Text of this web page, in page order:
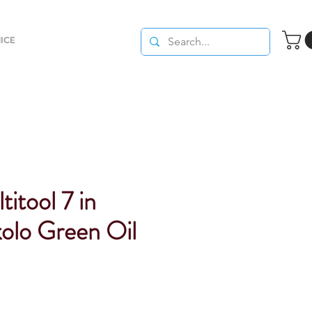
7 in
Green Oil